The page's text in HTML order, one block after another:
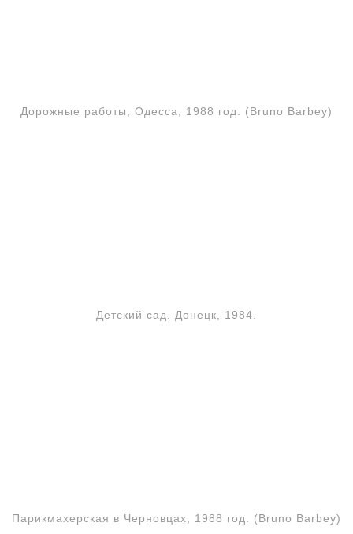
Дорожные работы, Одесса, 1988 год. (Bruno Barbey)
Детский сад. Донецк, 1984.
Парикмахерская в Черновцах, 1988 год. (Bruno Barbey)